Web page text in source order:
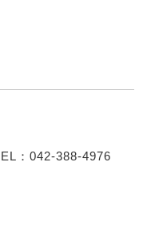
：042-388-4976